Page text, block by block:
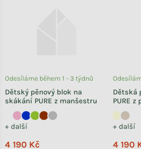
Dětský pěnový blok na
skákání PURE z manšestru
+ další
Odesíláme během 1 - 3 týdnů
4 190 Kč
Dětská
PURE z
+ další
4 190